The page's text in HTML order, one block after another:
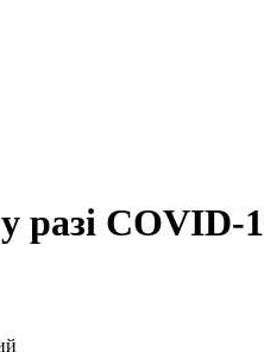
разі COVID-